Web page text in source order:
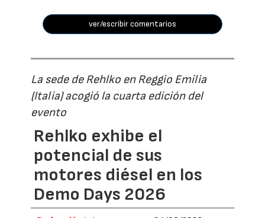
ver/escribir comentarios
La sede de Rehlko en Reggio Emilia
(Italia) acogió la cuarta edición del
evento
Rehlko exhibe el
potencial de sus
motores diésel en los
Demo Days 2026